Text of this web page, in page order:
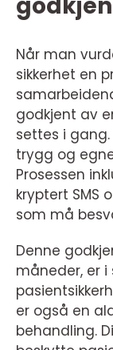
Når man
sikkerhet en
godkjent av
settes i
trygg og
Prosessen
kryptert SMS
som må
Denne
måneder, er
er også en
behandling.